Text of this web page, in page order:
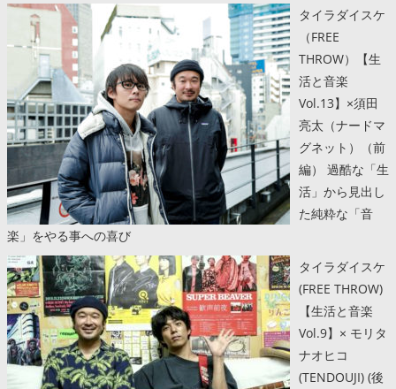
タイラダイスケ
（FREE
THROW）【生
活と音楽
Vol.13】×須田
亮太（ナードマ
グネット）（前
編） 過酷な「生
活」から見出し
た純粋な「音
楽」をやる事への喜び
タイラダイスケ
(FREE THROW)
【生活と音楽
Vol.9】× モリタ
ナオヒコ
(TENDOUJI) (後